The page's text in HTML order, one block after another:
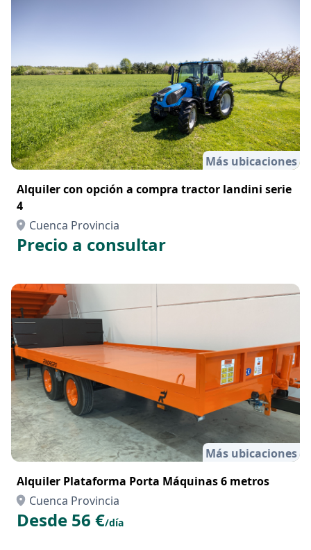
Más ubicaciones
Alquiler con opción a compra tractor landini serie
4
Cuenca Provincia
Precio a consultar
Más ubicaciones
Alquiler Plataforma Porta Máquinas 6 metros
Cuenca Provincia
Desde 56 €/día